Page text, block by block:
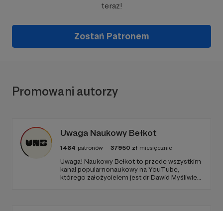
teraz!
Zostań Patronem
Promowani autorzy
Uwaga Naukowy Bełkot
1484 patronów 37950 zł miesięcznie
Uwaga! Naukowy Bełkot to przede wszystkim
kanał popularnonaukowy na YouTube,
którego założycielem jest dr Dawid Myśliwiec.